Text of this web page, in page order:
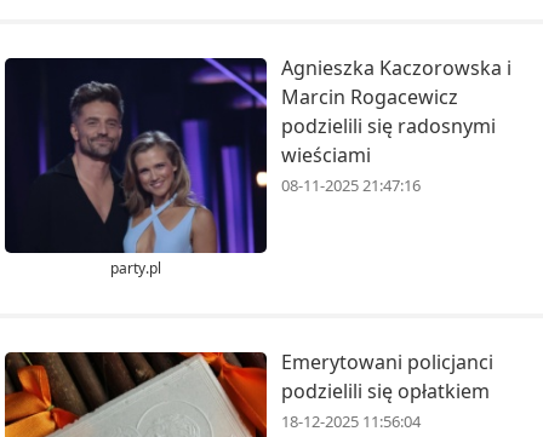
party.pl
Agnieszka Kaczorowska i
Marcin Rogacewicz
podzielili się radosnymi
wieściami
08-11-2025 21:47:16
Emerytowani policjanci
podzielili się opłatkiem
18-12-2025 11:56:04